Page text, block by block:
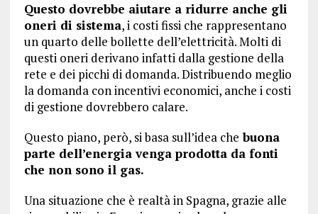
Questo dovrebbe aiutare a ridurre anche gli
oneri di sistema, i costi fissi che rappresentano
un quarto delle bollette dell’elettricità. Molti di
questi oneri derivano infatti dalla gestione della
rete e dei picchi di domanda. Distribuendo meglio
la domanda con incentivi economici, anche i costi
di gestione dovrebbero calare.
Questo piano, però, si basa sull’idea che buona
parte dell’energia venga prodotta da fonti
che non sono il gas.
Una situazione che è realtà in Spagna, grazie alle